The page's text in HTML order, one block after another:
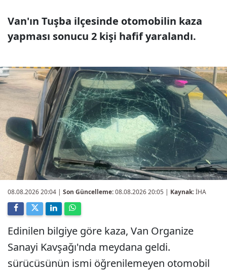
Van'ın Tuşba ilçesinde otomobilin kaza
yapması sonucu 2 kişi hafif yaralandı.
08.08.2026 20:04 | Son Güncelleme:08.08.2026 20:05 | Kaynak:İHA
Edinilen bilgiye göre kaza, Van Organize
Sanayi Kavşağı'nda meydana geldi.
sürücüsünün ismi öğrenilemeyen otomobil